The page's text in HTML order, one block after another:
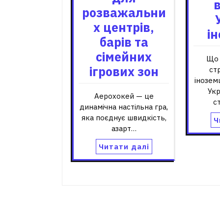
розважальни
х центрів,
барів та
сімейних
ігрових зон
Аерохокей — це
динамічна настільна гра,
яка поєднує швидкість,
азарт…
Читати далі
Що